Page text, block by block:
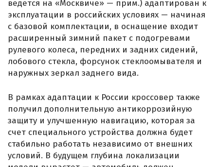
ведется на «Москвиче» — прим.) адаптирован к
эксплуатации в российских условиях — начиная
с базовой комплектации, в оснащение входит
расширенный зимний пакет с подогревами
рулевого колеса, передних и задних сидений,
лобового стекла, форсунок стеклоомывателя и
наружных зеркал заднего вида.
В рамках адаптации к России кроссовер также
получил дополнительную антикоррозийную
защиту и улучшенную навигацию, которая за
счет специального устройства должна будет
стабильно работать независимо от внешних
условий. В будущем глубина локализации